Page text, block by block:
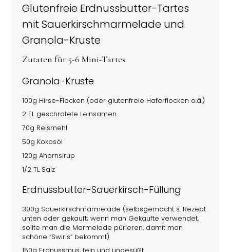
Glutenfreie Erdnussbutter-Tartes
mit Sauerkirschmarmelade und
Granola-Kruste
Zutaten für 5-6 Mini-Tartes
Granola-Kruste
100g Hirse-Flocken (oder glutenfreie Haferflocken o.ä.)
2 EL geschrotete Leinsamen
70g Reismehl
50g Kokosöl
120g Ahornsirup
1/2 TL Salz
Erdnussbutter-Sauerkirsch-Füllung
300g Sauerkirschmarmelade (selbsgemacht s. Rezept
unten oder gekauft; wenn man Gekaufte verwendet,
sollte man die Marmelade pürieren, damit man
schöne “Swirls” bekommt)